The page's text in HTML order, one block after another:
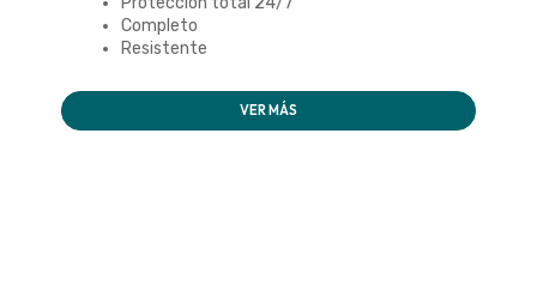
Completo
Resistente
VER MÁS